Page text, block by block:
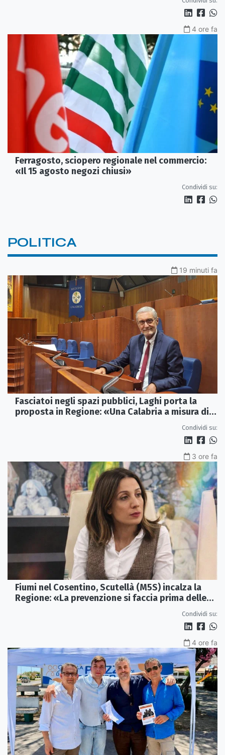
4 ore fa
Ferragosto, sciopero regionale nel commercio:
«Il 15 agosto negozi chiusi»
Condividi su:
POLITICA
19 minuti fa
Fasciatoi negli spazi pubblici, Laghi porta la
proposta in Regione: «Una Calabria a misura di
Condividi su:
3 ore fa
Fiumi nel Cosentino, Scutellà (M5S) incalza la
Regione: «La prevenzione si faccia prima delle
Condividi su:
4 ore fa